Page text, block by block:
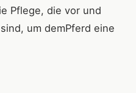
Pflege, die vor und
um demPferd eine